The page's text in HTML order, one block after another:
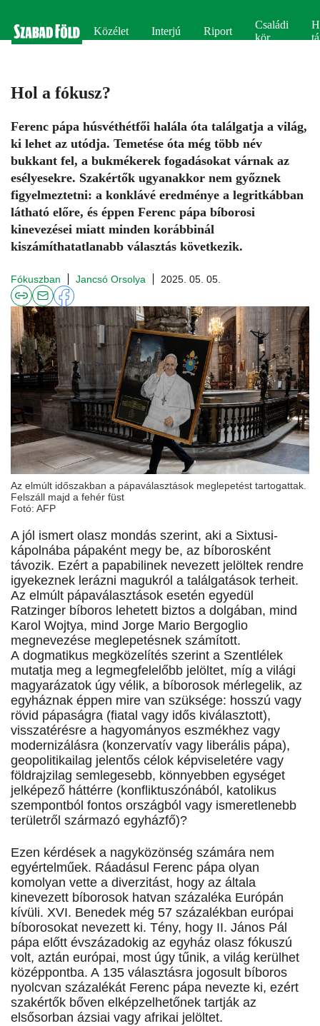
Közélet Interjú Riport
Családi
kör
Hol a fókusz?
Ferenc pápa húsvéthétfői halála óta találgatja a világ,
ki lehet az utódja. Temetése óta még több név
bukkant fel, a bukmékerek fogadásokat várnak az
esélyesekre. Szakértők ugyanakkor nem győznek
figyelmeztetni: a konklávé eredménye a legritkábban
látható előre, és éppen Ferenc pápa bíborosi
kinevezései miatt minden korábbinál
kiszámíthatatlanabb választás következik.
Fókuszban Jancsó Orsolya 2025. 05. 05.
Az elmúlt időszakban a pápaválasztások meglepetést tartogattak.
Felszáll majd a fehér füst
Fotó: AFP
A jól ismert olasz mondás szerint, aki a Sixtusi-
kápolnába pápaként megy be, az bíborosként
távozik. Ezért a papabilinek nevezett jelöltek rendre
igyekeznek lerázni magukról a találgatások terheit.
Az elmúlt pápaválasztások esetén egyedül
Ratzinger bíboros lehetett biztos a dolgában, mind
Karol Wojtya, mind Jorge Mario Bergoglio
megnevezése meglepetésnek számított.
A dogmatikus megközelítés szerint a Szentlélek
mutatja meg a legmegfelelőbb jelöltet, míg a világi
magyarázatok úgy vélik, a bíborosok mérlegelik, az
egyháznak éppen mire van szüksége: hosszú vagy
rövid pápaságra (fiatal vagy idős kiválasztott),
visszatérésre a hagyományos eszmékhez vagy
modernizálásra (konzervatív vagy liberális pápa),
geopolitikailag jelentős célok képviseletére vagy
földrajzilag semlegesebb, könnyebben egységet
jelképező háttérre (konfliktuszónából, katolikus
szempontból fontos országból vagy ismeretlenebb
területről származó egyházfő)?
Ezen kérdések a nagyközönség számára nem
egyértelműek. Ráadásul Ferenc pápa olyan
komolyan vette a diverzitást, hogy az általa
kinevezett bíborosok hatvan százaléka Európán
kívüli. XVI. Benedek még 57 százalékban európai
bíborosokat nevezett ki. Tény, hogy II. János Pál
pápa előtt évszázadokig az egyház olasz fókuszú
volt, aztán európai, most úgy tűnik, a világ kerülhet
középpontba. A 135 választásra jogosult bíboros
nyolcvan százalékát Ferenc pápa nevezte ki, ezért
szakértők bőven elképzelhetőnek tartják az
elsősorban ázsiai vagy afrikai jelöltet.